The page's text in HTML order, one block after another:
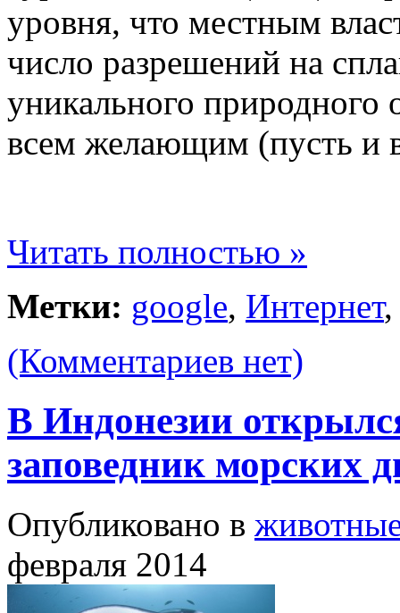
уровня, что местным
число разрешений на
уникального природного
всем желающим (пусть и
Читать полностью »
Метки: google, Интернет
(Комментариев нет)
В Индонезии
заповедник морских
Опубликовано в
февраля 2014